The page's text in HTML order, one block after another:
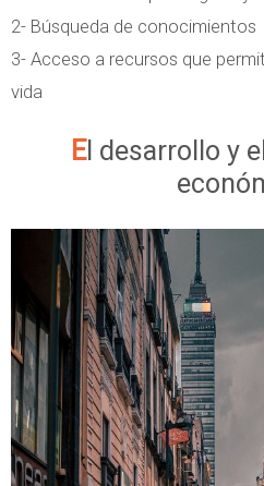
2- Búsqueda de conocimientos
3- Acceso a recursos que
vida
El desarrollo y el crecimiento